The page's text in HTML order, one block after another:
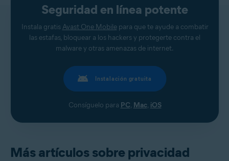
Seguridad en línea potente
Instala gratis Avast One Mobilepara que te ayude a combatir
las estafas, bloquear a los hackers y protegerte contra el
malware y otras amenazas de internet.
Instalación gratuita
Consíguelo para PC, Mac, iOS
Más artículos sobre privacidad